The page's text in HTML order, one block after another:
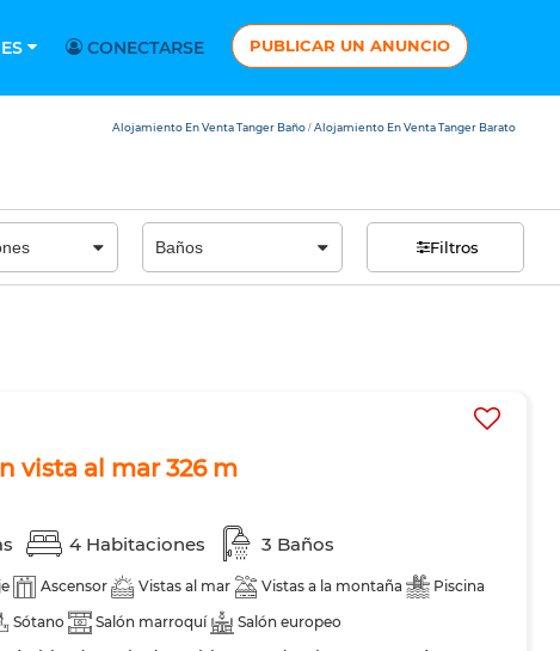
ES CONECTARSE PUBLICAR UN ANUNCIO
Alojamiento En Venta Tanger Baño / Alojamiento En Venta Tanger Barato
Filtros
vista al mar 326 m
4 Habitaciones 3 Baños
Ascensor Vistas al mar Vistas a la montaña
Piscina
Sótano Salón marroquí
Salón europeo